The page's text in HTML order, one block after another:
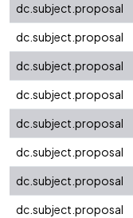
dc.subject.proposal
dc.subject.proposal
dc.subject.proposal
dc.subject.proposal
dc.subject.proposal
dc.subject.proposal
dc.subject.proposal
dc.subject.proposal